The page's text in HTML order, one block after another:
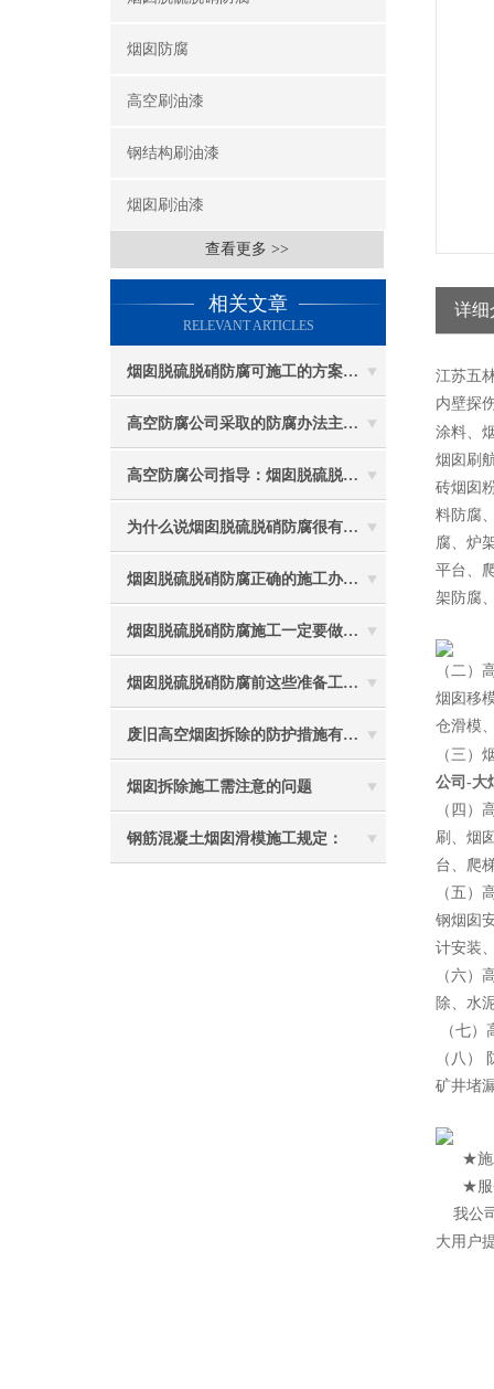
烟囱防腐
高空刷油漆
钢结构刷油漆
烟囱刷油漆
查看更多 >>
相关文章
RELEVANT ARTICLES
烟囱脱硫脱硝防腐可施工的方案都有哪些？
高空防腐公司采取的防腐办法主要有哪些？
高空防腐公司指导：烟囱脱硫脱硝防腐施工要注意些什么？
为什么说烟囱脱硫脱硝防腐很有必要
烟囱脱硫脱硝防腐正确的施工办法由高空防腐公司说与你听
烟囱脱硫脱硝防腐施工一定要做好防护工作
烟囱脱硫脱硝防腐前这些准备工作要做到位
废旧高空烟囱拆除的防护措施有哪些？
烟囱拆除施工需注意的问题
钢筋混凝土烟囱滑模施工规定：
详细
江苏五
内壁探
涂料、
烟囱刷
砖烟囱
料防腐
腐、炉
平台、
架防腐
（二）
烟囱移
仓滑模
（三）
公司-大
（四）
刷、烟
台、爬
（五）
钢烟囱
计安装
（六）
除、水
（七）
（八）
矿井堵
★施工
★服务
我公
大用户